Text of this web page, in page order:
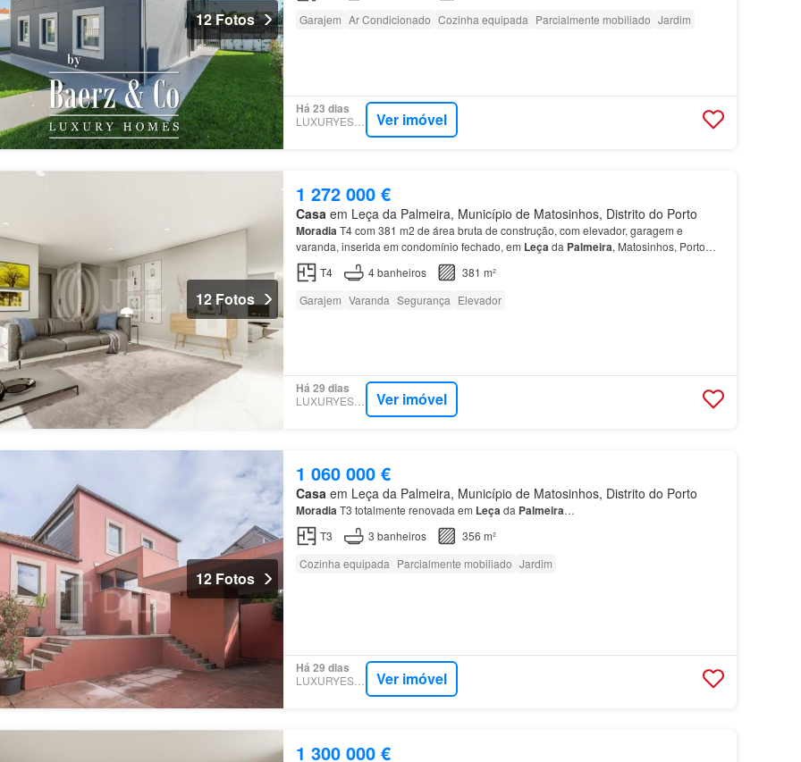
12 Fotos
Garajem Ar Condicionado Cozinha equipada Parcialmente mobiliado Jardim
Há 23 dias
LUXURYESTATE Ver imóvel
12 Fotos
1 272 000 €
Casa em Leça da Palmeira, Município de Matosinhos, Distrito do Porto
MoradiaT4 com 381 m2 de área bruta de construção, com elevador, garagem e
varanda, inserida em condomínio fechado, em Leçada Palmeira, Matosinhos, Porto
Inserido num condomínio fechado, possui uma localização privilegiada,…
T4 4banheiros
381 m²
Garajem Varanda Segurança Elevador
Há 29 dias
LUXURYESTATE Ver imóvel
12 Fotos
1 060 000 €
Casa em Leça da Palmeira, Município de Matosinhos, Distrito do Porto
MoradiaT3 totalmente renovada em Leçada Palmeira…
T3
3 banheiros
356 m²
Cozinha equipada Parcialmente mobiliado Jardim
Há 29 dias
LUXURYESTATE Ver imóvel
1 300 000 €